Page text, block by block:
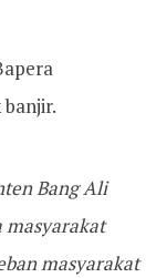
Bang Ali
masyarakat
masyarakat